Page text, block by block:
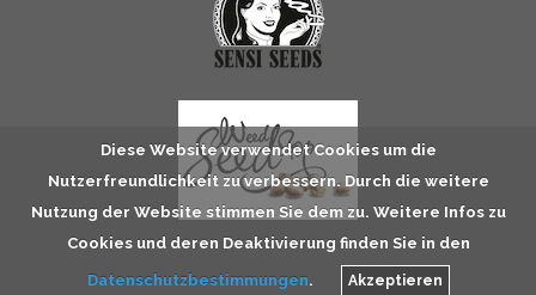
Diese Website verwendet Cookies um die
Nutzerfreundlichkeit zu verbessern. Durch die weitere
Nutzung der Website stimmen Sie dem zu. Weitere Infos zu
Cookies und deren Deaktivierung finden Sie in den
Datenschutzbestimmungen. Akzeptieren